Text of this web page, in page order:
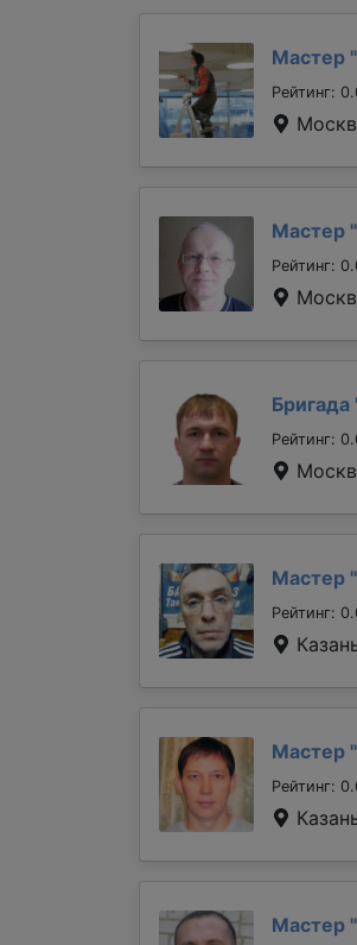
Мастер "
Рейтинг:
Мастер "
Рейтинг:
Бригада
Рейтинг:
Мастер "
Рейтинг:
Мастер "
Рейтинг:
Мастер "